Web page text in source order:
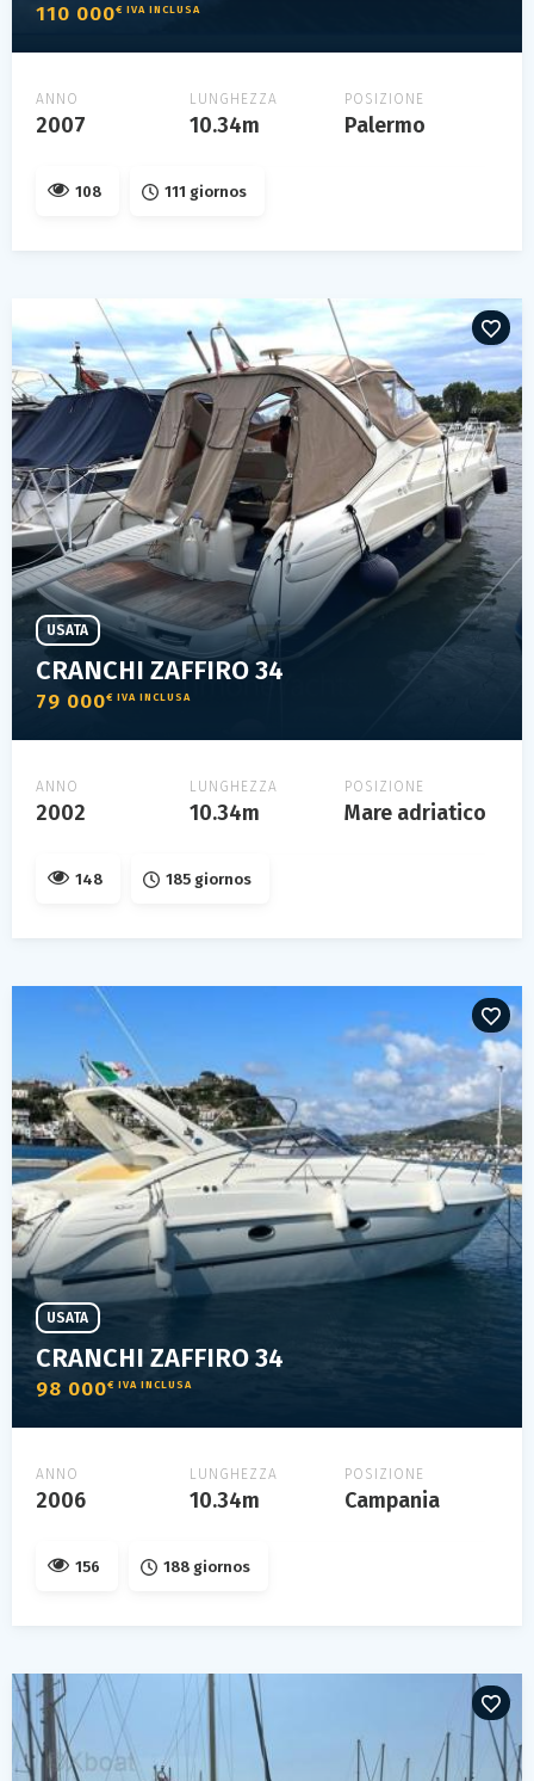
110 000€ IVA INCLUSA
ANNO
2007
LUNGHEZZA
10.34m
POSIZIONE
Palermo
108 111 giornos
CRANCHI ZAFFIRO 34
79 000€ IVA INCLUSA
USATA
ANNO
2002
LUNGHEZZA
10.34m
POSIZIONE
Mare adriatico
148 185 giornos
CRANCHI ZAFFIRO 34
98 000€ IVA INCLUSA
USATA
ANNO
2006
LUNGHEZZA
10.34m
POSIZIONE
Campania
156 188 giornos